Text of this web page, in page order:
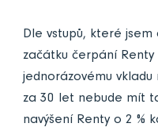
Dle vstupů, které
začátku čerpání
jednorázovému vkladu
za 30 let nebude mít
navýšení Renty o 2 %